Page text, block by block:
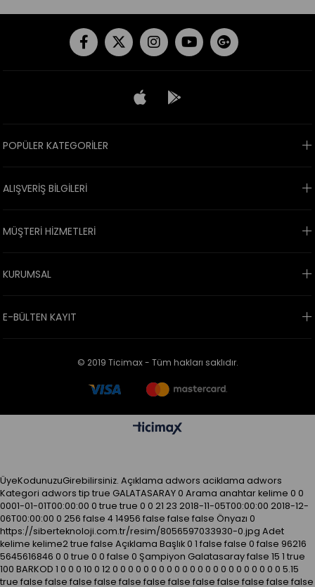
POPÜLER KATEGORİLER
ALIŞVERİŞ BİLGİLERİ
MÜŞTERİ HİZMETLERİ
KURUMSAL
E-BÜLTEN KAYIT
© 2019 Ticimax - Tüm hakları saklıdır.
ÜyeKodunuzuGirebilirsiniz. Açıklama adwors aciklama adwors
Kategori adwors tip true GALATASARAY0 Arama anahtar kelime 0 0
0001-01-01T00:00:00 0 true true 0 0 21 23 2018-11-05T00:00:00 2018-12-
06T00:00:00 0 256 false 414956 false false false Önyazı 0
https://siberteknoloji.com.tr/resim/8056597033930-0.jpg Adet
kelime kelime2true false Açıklama Başlık0 1 false false 0 false 96216
5645616846 0 0 true 0 0 false 0 Şampiyon Galatasarayfalse 15 1 true
100 BARKOD 1 0 0 0 10 0 120 0 0 0 0 0 0 0 0 0 0 0 0 0 0 0 0 0 0 0 0 0 5.15
true false false false false false false false false false false false false